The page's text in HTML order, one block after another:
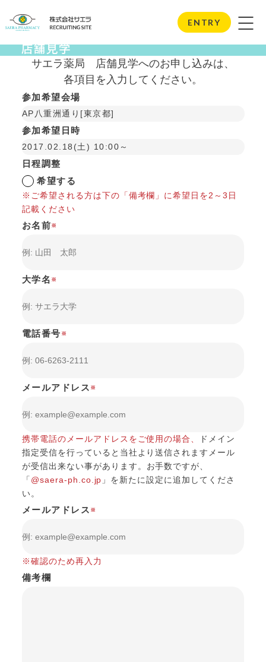
ENTRY
Store Visits
店舗見学
サエラ薬局 店舗見学へのお申し込みは、
各項目を入力してください。
参加希望会場
AP八重洲通り[東京都]
参加希望日時
2017.02.18(土) 10:00～
日程調整
希望する
※ご希望される方は下の「備考欄」に希望日を2～3日
記載ください
お名前 ※
大学名 ※
電話番号 ※
メールアドレス ※
携帯電話のメールアドレスをご使用の場合、
ドメイン
指定受信を行っていると当社より送信されますメール
が受信出来ない事があります。 お手数ですが、
「 @saera-ph.co.jp 」を新たに設定に追加してくださ
い。
メールアドレス ※
※確認のため再入力
備考欄